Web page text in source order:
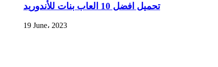
تحميل افضل 10 العاب بنات للأندوريد
19 June، 2023